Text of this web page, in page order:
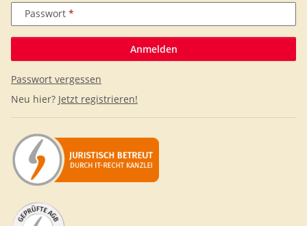
Passwort
Anmelden
Passwort vergessen
Neu hier? Jetzt registrieren!